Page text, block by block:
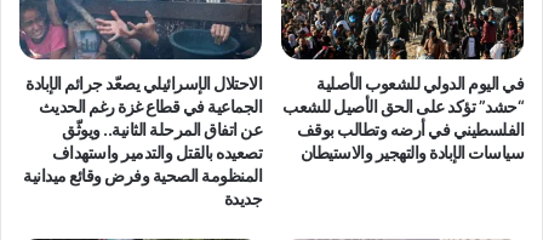
ا
ع
يً
ا
ض
م
ي
ا
س
ا
ت
ا
في اليوم الدولي للشعوب الأصلية
“حشد” تؤكد على الحق الأصيل للشعب
الفلسطيني في أرضه وتطالب بوقف
سياسات الإبادة والتهجير والاستيطان
الاحتلال الإسرائيلي يصعّد جرائم الإبادة
الجماعية في قطاع غزة رغم الحديث
عن اتفاق المرحلة الثانية.. ويوثّق
تصعيده بالقتل والتدمير واستهداف
المنظومة الصحية وفرض وقائع ميدانية
جديدة